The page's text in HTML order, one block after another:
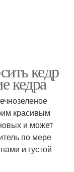
кедр
кедра
красивым
и может
по мере
и густой